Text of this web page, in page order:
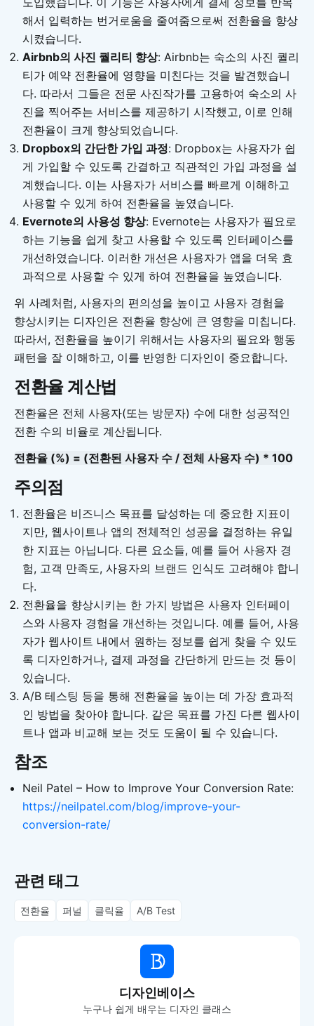
해서 입력하는 번거로움을 줄여줌으로써 전환율을 향상
시켰습니다.
Airbnb의 사진 퀄리티 향상: Airbnb는 숙소의 사진 퀄리
티가 예약 전환율에 영향을 미친다는 것을 발견했습니
다. 따라서 그들은 전문 사진작가를 고용하여 숙소의 사
진을 찍어주는 서비스를 제공하기 시작했고, 이로 인해
전환율이 크게 향상되었습니다.
Dropbox의 간단한 가입 과정: Dropbox는 사용자가 쉽
게 가입할 수 있도록 간결하고 직관적인 가입 과정을 설
계했습니다. 이는 사용자가 서비스를 빠르게 이해하고
사용할 수 있게 하여 전환율을 높였습니다.
Evernote의 사용성 향상: Evernote는 사용자가 필요로
하는 기능을 쉽게 찾고 사용할 수 있도록 인터페이스를
개선하였습니다. 이러한 개선은 사용자가 앱을 더욱 효
과적으로 사용할 수 있게 하여 전환율을 높였습니다.
위 사례처럼, 사용자의 편의성을 높이고 사용자 경험을
향상시키는 디자인은 전환율 향상에 큰 영향을 미칩니다.
따라서, 전환율을 높이기 위해서는 사용자의 필요와 행동
패턴을 잘 이해하고, 이를 반영한 디자인이 중요합니다.
전환율 계산법
전환율은 전체 사용자(또는 방문자) 수에 대한 성공적인
전환 수의 비율로 계산됩니다.
전환율 (%) = (전환된 사용자 수 / 전체 사용자 수) * 100
주의점
전환율은 비즈니스 목표를 달성하는 데 중요한 지표이
지만, 웹사이트나 앱의 전체적인 성공을 결정하는 유일
한 지표는 아닙니다. 다른 요소들, 예를 들어 사용자 경
험, 고객 만족도, 사용자의 브랜드 인식도 고려해야 합니
다.
전환율을 향상시키는 한 가지 방법은 사용자 인터페이
스와 사용자 경험을 개선하는 것입니다. 예를 들어, 사용
자가 웹사이트 내에서 원하는 정보를 쉽게 찾을 수 있도
록 디자인하거나, 결제 과정을 간단하게 만드는 것 등이
있습니다.
A/B 테스팅 등을 통해 전환율을 높이는 데 가장 효과적
인 방법을 찾아야 합니다. 같은 목표를 가진 다른 웹사이
트나 앱과 비교해 보는 것도 도움이 될 수 있습니다.
참조
Neil Patel – How to Improve Your Conversion Rate:
https://neilpatel.com/blog/improve-your-
conversion-rate/
관련 태그
전환율 퍼널 클릭율 A/B Test
디자인베이스
누구나 쉽게 배우는 디자인 클래스